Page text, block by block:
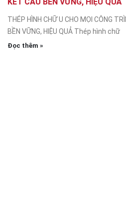
THÉP HÌNH CHỮ U CHO MỌI CÔNG
BỀN VỮNG, HIỆU QUẢ Thép hình chữ
Đọc thêm »